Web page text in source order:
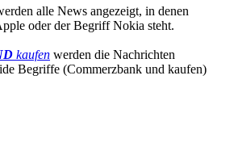
alle News angezeigt, in denen
oder der Begriff Nokia steht.
kaufen werden die Nachrichten
Begriffe (Commerzbank und kaufen)